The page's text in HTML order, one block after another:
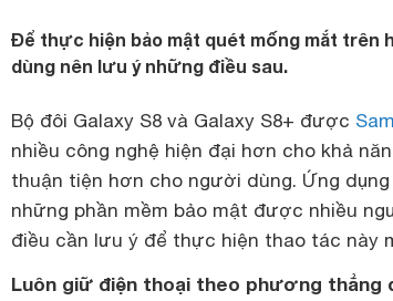
Để thực hiện bảo mật quét mống mắt trên
dùng nên lưu ý những điều sau.
Bộ đôi Galaxy S8 và Galaxy S8+ được
nhiều công nghệ hiện đại hơn cho khả
thuận tiện hơn cho người dùng. Ứng
những phần mềm bảo mật được nhiều
điều cần lưu ý để thực hiện thao tác này
Luôn giữ điện thoại theo phương thẳng